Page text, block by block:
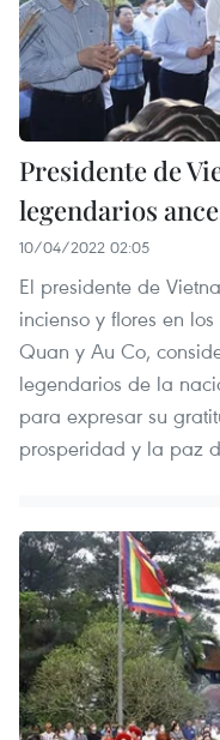
Presidente de
legendarios
10/04/2022 02:05
El presidente de
incienso y flores en
Quan y Au Co,
legendarios de la
para expresar su
prosperidad y la paz